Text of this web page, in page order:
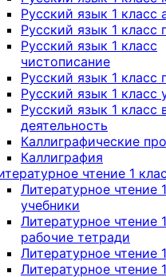
Русский язык 1 класс
Русский язык 1 класс
Русский язык 1 класс
чистописание
Русский язык 1 класс
Русский язык 1 класс
Русский язык 1 класс
деятельность
Каллиграфические
Каллиграфия
чтение 1
Литературное чтение
учебники
Литературное чтение
рабочие тетради
Литературное чтение
Литературное чтение